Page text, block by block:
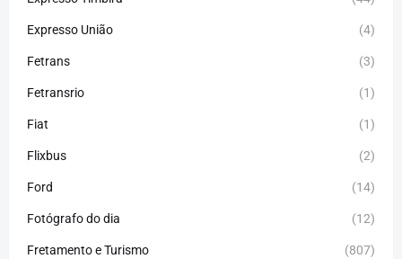
Expresso União (4)
Fetrans (3)
Fetransrio (1)
Fiat (1)
Flixbus (2)
Ford (14)
Fotógrafo do dia (12)
Fretamento e Turismo (807)